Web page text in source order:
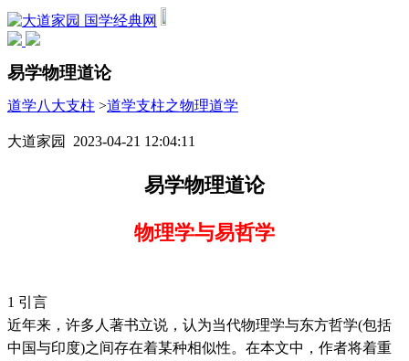
国学经典网
易学物理道论
道学八大支柱 >道学支柱之物理道学
大道家园 2023-04-21 12:04:11
易学物理道论
物理学与易哲学
1 引言
近年来，许多人著书立说，认为当代物理学与东方哲学(包括
中国与印度)之间存在着某种相似性。在本文中，作者将着重